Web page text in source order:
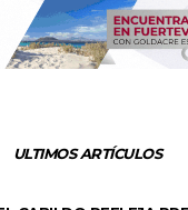
ULTIMOS ARTÍCULOS